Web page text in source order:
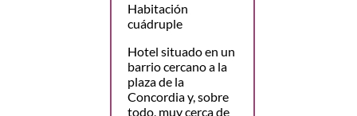
Habitación
cuádruple
Hotel situado en un
barrio cercano a la
plaza de la
Concordia y, sobre
todo, muy cerca de